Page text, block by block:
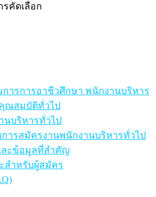
รคัดเลือก
ารการอาชีวศึกษา พนักงานบริหาร
ณสมบัติทั่วไป
นบริหารทั่วไป
การสมัครงานพนักงานบริหารทั่วไป
ละข้อมูลที่สำคัญ
สำหรับผู้สมัคร